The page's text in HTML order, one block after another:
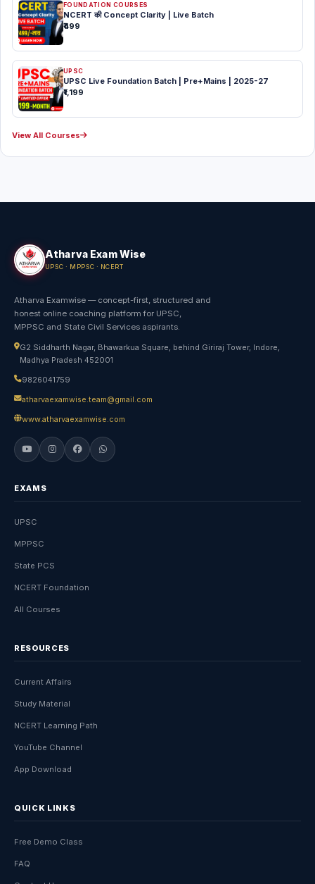
FOUNDATION COURSES
NCERT की Concept Clarity | Live Batch
₹499
UPSC
UPSC Live Foundation Batch | Pre+Mains | 2025-27
₹1,199
View All Courses
Atharva Exam Wise
UPSC · MPPSC · NCERT
Atharva Examwise — concept-first, structured and
honest online coaching platform for UPSC,
MPPSC and State Civil Services aspirants.
G2 Siddharth Nagar, Bhawarkua Square, behind Giriraj Tower, Indore,
Madhya Pradesh 452001
9826041759
atharvaexamwise.team@gmail.com
www.atharvaexamwise.com
EXAMS
UPSC
MPPSC
State PCS
NCERT Foundation
All Courses
RESOURCES
Current Affairs
Study Material
NCERT Learning Path
YouTube Channel
App Download
QUICK LINKS
Free Demo Class
FAQ